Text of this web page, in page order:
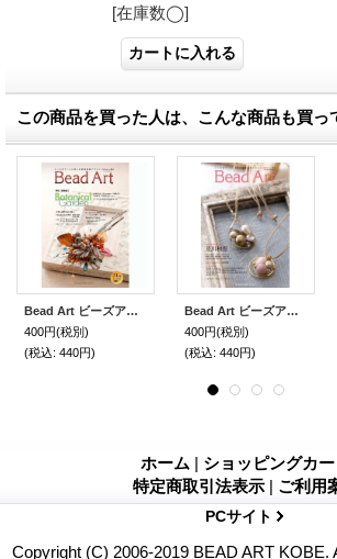
[在庫数◯]
この商品を買った人は、こんな商品も買っ
Bead Art ビーズアート16号☆特集「Botanical Garden」＜DM便送料無料＞【お試し価格】
400円(税別)
(税込: 440円)
Bead Art ビーズアート 3号＜DM便送料無料＞【お試し価格】
400円(税別)
(税込: 440円)
ホーム | ショッピングカー
特定商取引法表示 | ご利用
PCサイト
Copyright (C) 2006-2019 BEAD ART KOBE.